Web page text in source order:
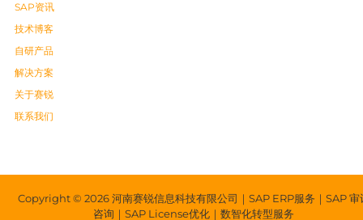
SAP资讯
技术博客
自研产品
解决方案
关于赛锐
联系我们
Copyright © 2026 河南赛锐信息科技有限公司｜SAP ERP服务｜SAP 审
咨询｜SAP License优化｜数智化转型服务